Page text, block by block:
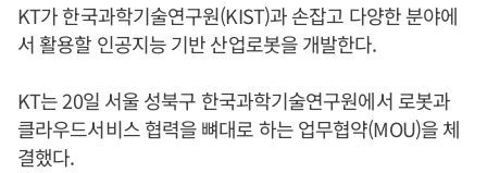
KT가 한국과학기술연구원(KIST)과 손잡고 다양한 분야에
서 활용할 인공지능 기반 산업로봇을 개발한다.
KT는 20일 서울 성북구 한국과학기술연구원에서 로봇과
클라우드서비스 협력을 뼈대로 하는 업무협약(MOU)을 체
결했다.